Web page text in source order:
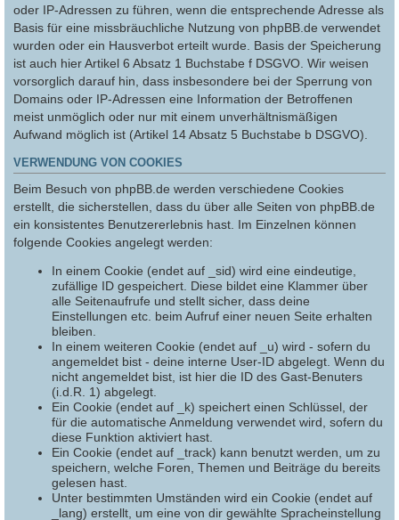
oder IP-Adressen zu führen, wenn die entsprechende Adresse als
Basis für eine missbräuchliche Nutzung von phpBB.de verwendet
wurden oder ein Hausverbot erteilt wurde. Basis der Speicherung
ist auch hier Artikel 6 Absatz 1 Buchstabe f DSGVO. Wir weisen
vorsorglich darauf hin, dass insbesondere bei der Sperrung von
Domains oder IP-Adressen eine Information der Betroffenen
meist unmöglich oder nur mit einem unverhältnismäßigen
Aufwand möglich ist (Artikel 14 Absatz 5 Buchstabe b DSGVO).
VERWENDUNG VON COOKIES
Beim Besuch von phpBB.de werden verschiedene Cookies
erstellt, die sicherstellen, dass du über alle Seiten von phpBB.de
ein konsistentes Benutzererlebnis hast. Im Einzelnen können
folgende Cookies angelegt werden:
In einem Cookie (endet auf _sid) wird eine eindeutige,
zufällige ID gespeichert. Diese bildet eine Klammer über
alle Seitenaufrufe und stellt sicher, dass deine
Einstellungen etc. beim Aufruf einer neuen Seite erhalten
bleiben.
In einem weiteren Cookie (endet auf _u) wird - sofern du
angemeldet bist - deine interne User-ID abgelegt. Wenn du
nicht angemeldet bist, ist hier die ID des Gast-Benuters
(i.d.R. 1) abgelegt.
Ein Cookie (endet auf _k) speichert einen Schlüssel, der
für die automatische Anmeldung verwendet wird, sofern du
diese Funktion aktiviert hast.
Ein Cookie (endet auf _track) kann benutzt werden, um zu
speichern, welche Foren, Themen und Beiträge du bereits
gelesen hast.
Unter bestimmten Umständen wird ein Cookie (endet auf
_lang) erstellt, um eine von dir gewählte Spracheinstellung